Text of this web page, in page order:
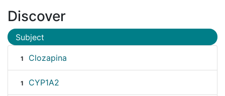
Discover
Subject
1 Clozapina
1 CYP1A2